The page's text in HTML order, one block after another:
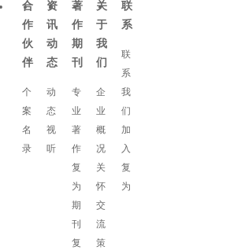
合
作
伙
伴
个
案
名
录
资
讯
动
态
动
态
视
听
著
作
期
刊
专
业
著
作
复
为
期
刊
复
关
于
我
们
企
业
概
况
关
怀
交
流
策
联
系
联
系
我
们
加
入
复
为